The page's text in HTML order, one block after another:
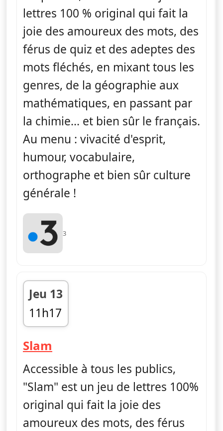
lettres 100 % original qui fait la
joie des amoureux des mots, des
férus de quiz et des adeptes des
mots fléchés, en mixant tous les
genres, de la géographie aux
mathématiques, en passant par
la chimie... et bien sûr le français.
Au menu : vivacité d'esprit,
humour, vocabulaire,
orthographe et bien sûr culture
générale !
3
Jeu 13
11h17
fin 11h49
Slam
Accessible à tous les publics,
"Slam" est un jeu de lettres 100%
original qui fait la joie des
amoureux des mots, des férus